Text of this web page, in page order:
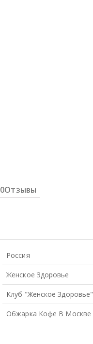
0Отзывы
Россия
Женское Здоровье
Клуб "Женское Здоровье"
Обжарка Кофе В Москве